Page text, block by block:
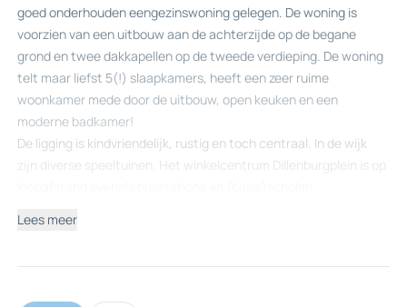
goed onderhouden eengezinswoning gelegen. De woning is
voorzien van een uitbouw aan de achterzijde op de begane
grond en twee dakkapellen op de tweede verdieping. De woning
telt maar liefst 5(!) slaapkamers, heeft een zeer ruime
woonkamer mede door de uitbouw, open keuken en een
moderne badkamer!
De ligging is kindvriendelijk, rustig en toch centraal. In de wijk
zijn diverse speeltuinen. Het winkelcentrum Dillenburgplein is op
Begane grond:
Lees meer